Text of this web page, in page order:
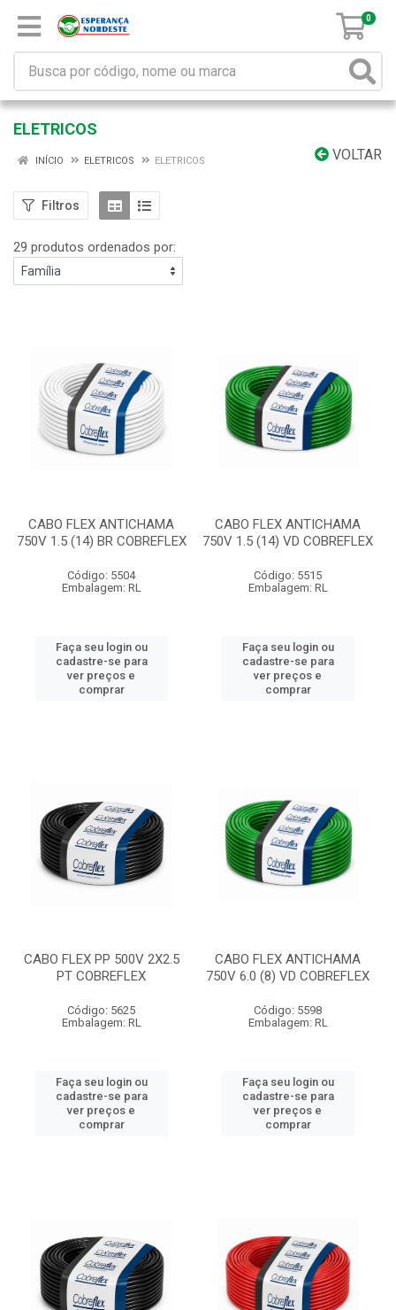
0
ELETRICOS
VOLTAR
INÍCIO ELETRICOS ELETRICOS
Filtros
29 produtos ordenados por:
CABO FLEX ANTICHAMA
750V 1.5 (14) BR COBREFLEX
Código: 5504
Embalagem: RL
Faça seu login ou
cadastre-se para
ver preços e
comprar
CABO FLEX ANTICHAMA
750V 1.5 (14) VD COBREFLEX
Código: 5515
Embalagem: RL
Faça seu login ou
cadastre-se para
ver preços e
comprar
CABO FLEX PP 500V 2X2.5
PT COBREFLEX
Código: 5625
Embalagem: RL
Faça seu login ou
cadastre-se para
ver preços e
comprar
CABO FLEX ANTICHAMA
750V 6.0 (8) VD COBREFLEX
Código: 5598
Embalagem: RL
Faça seu login ou
cadastre-se para
ver preços e
comprar